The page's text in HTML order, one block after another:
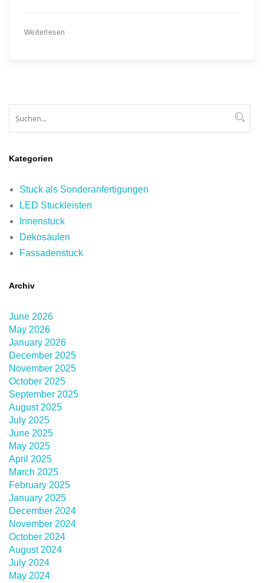
Weiterlesen
Kategorien
Stuck als Sonderanfertigungen
LED Stuckleisten
Innenstuck
Dekosäulen
Fassadenstuck
Archiv
June 2026
May 2026
January 2026
December 2025
November 2025
October 2025
September 2025
August 2025
July 2025
June 2025
May 2025
April 2025
March 2025
February 2025
January 2025
December 2024
November 2024
October 2024
August 2024
July 2024
May 2024